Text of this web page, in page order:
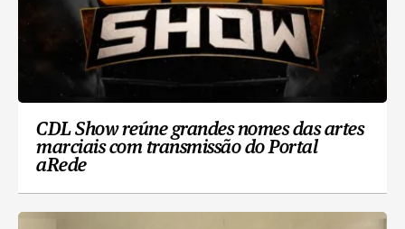
CDL Show reúne grandes nomes das artes
marciais com transmissão do Portal
aRede